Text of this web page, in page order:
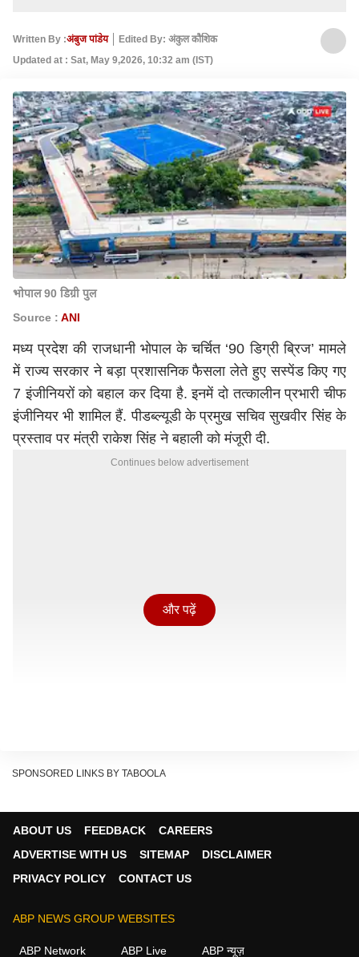
Written By :अंबुज पांडेय
Edited By: अंकुल कौशिक
Updated at : Sat, May 9,2026, 10:32 am (IST)
भोपाल 90 डिग्री पुल
Source : ANI
मध्य प्रदेश की राजधानी भोपाल के चर्चित ‘90 डिग्री ब्रिज’ मामले
में राज्य सरकार ने बड़ा प्रशासनिक फैसला लेते हुए सस्पेंड किए गए
7 इंजीनियरों को बहाल कर दिया है. इनमें दो तत्कालीन प्रभारी चीफ
इंजीनियर भी शामिल हैं. पीडब्ल्यूडी के प्रमुख सचिव सुखवीर सिंह के
प्रस्ताव पर मंत्री राकेश सिंह ने बहाली को मंजूरी दी.
Continues below advertisement
सवारियों से भरी बस, मैहर में हाईवे पर मची चीख-पुकार, 15
और पढ़ें
SPONSORED LINKS BY TABOOLA
ABOUT US FEEDBACK
CAREERS
ADVERTISE WITH US
SITEMAP
DISCLAIMER
PRIVACY POLICY
CONTACT US
ABP NEWS GROUP WEBSITES
ABP Network ABP Live ABP न्यूज़